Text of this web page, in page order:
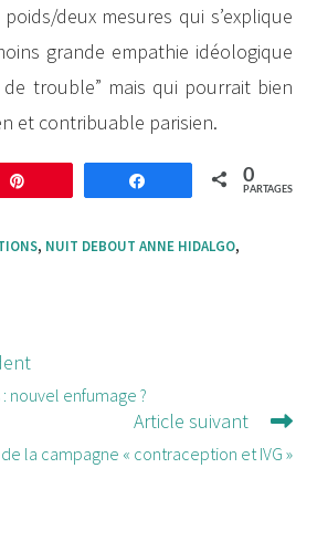
deux mesures qui s’explique
grande empathie idéologique
trouble” mais qui pourrait bien
et contribuable parisien.
Partagez 0
PARTAGES
, NUIT DEBOUT ANNE HIDALGO,
nouvel enfumage ?
Article suivant
la campagne « contraception et IVG »